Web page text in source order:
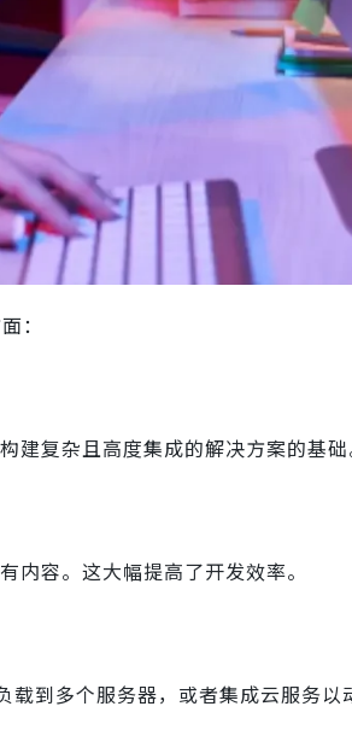
：
建复杂且高度集成的解决方案的基
容。这大幅提高了开发效率。
到多个服务器，或者集成云服务以